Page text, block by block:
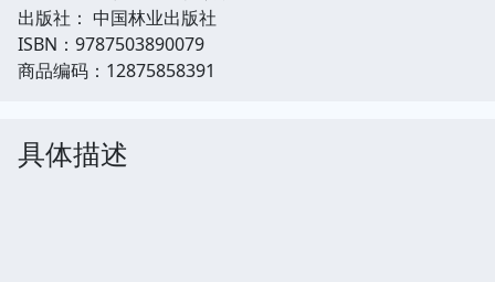
出版社： 中国林业出版社
ISBN：9787503890079
商品编码：12875858391
具体描述